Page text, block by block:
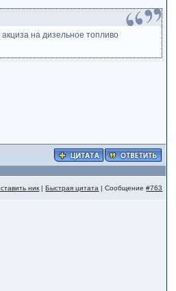
на дизельное топливо
ник |Быстрая цитата | Сообщение#763